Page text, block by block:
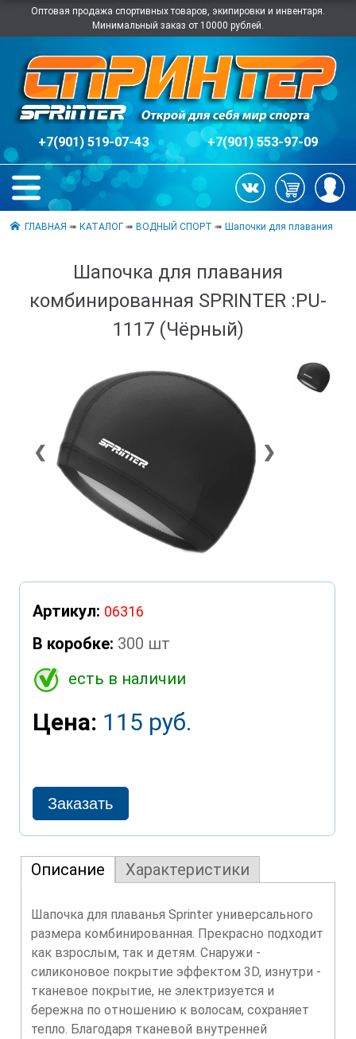
Оптовая продажа спортивных товаров, экипировки и инвентаря.
Минимальный заказ от 10000 рублей.
+7(901) 519-07-43 +7(901) 553-97-09
ГЛАВНАЯ ➠КАТАЛОГ ➠ВОДНЫЙ СПОРТ ➠Шапочки для плавания
Шапочка для плавания
комбинированная SPRINTER :PU-
1117 (Чёрный)
❮ ❯
Артикул: 06316
В коробке: 300 шт
есть в наличии
Цена: 115 руб.
Описание Характеристики
Шапочка для плаванья Sprinter универсального
размера комбинированная. Прекрасно подходит
как взрослым, так и детям. Снаружи -
силиконовое покрытие эффектом 3D, изнутри -
тканевое покрытие, не электризуется и
бережна по отношению к волосам, сохраняет
тепло. Благодаря тканевой внутренней